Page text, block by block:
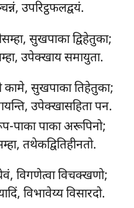
उपरिट्ठफलद्वयं.
सुखपाका द्विहेतुका;
उपेक्खाय समायुता.
कामे, सुखपाका तिहेतुका;
उपेक्खासहिता पन.
पाका पाका अरूपिनो;
तथेकद्वितिहीनतो.
विगणेत्वा विचक्खणो;
विभावेय्य विसारदो.